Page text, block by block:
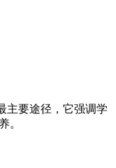
主要途径，它强调学
。